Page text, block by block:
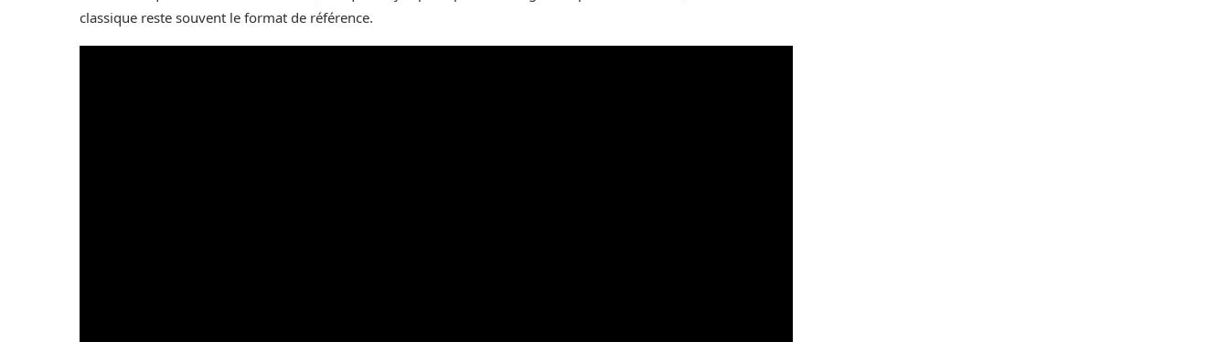
classique reste souvent le format de référence.